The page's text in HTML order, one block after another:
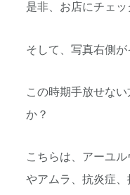
是非、お店にチェッ
そして、写真右側が
この時期手放せな
か？
こちらは、アーユ
やアムラ、抗炎症、